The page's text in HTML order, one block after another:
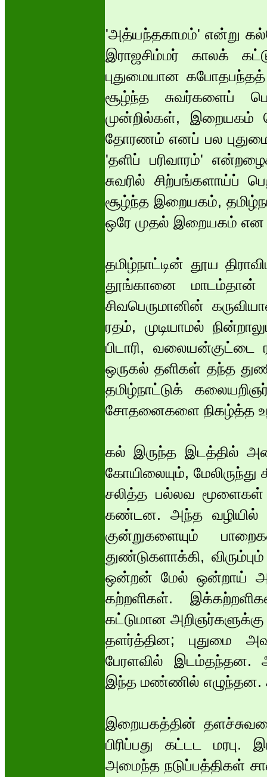
'அத்யந்தகாமம்' என்று
இராஜசிம்மர் காலக்
புதுமையான
சூழ்ந்த சுவர்களைப்
முன்றில்கள், இறையகம்
தோரணம் எனப் பல
'தளிப் பரிவாரம்'
சுவரில் சிற்பங்களாய்ப்
சூழ்ந்த இறையகம்,
ஒரே முதல் இறையகம் என
தமிழ்நாட்டின் தூய
தூங்கானை மாடம்தான்
சிவபெருமானின்
ரதம், முடியாமல்
பிடாரி,
ஒருகல் தளிகள் தந்த
தமிழ்நாட்டுக்
சோதனைகளை நிகழ்த்த
கல் இருந்த இடத்தில்
கோயிலையும்,
சலித்த பல்லவ மூளைகள்
கண்டன. அந்த வழியில்
குன்றுகளையும்
துண்டுகளாக்கி,
ஒன்றன் மேல் ஒன்றாய்
கற்றளிகள்.
கட்டுமான
தளர்த்தின; புதுமை
பேரளவில் இடம்தந்தன.
இந்த மண்ணில் எழுந்தன.
இறையகத்தின்
பிரிப்பது கட்டட
அமைந்த நடுப்பத்திகள்